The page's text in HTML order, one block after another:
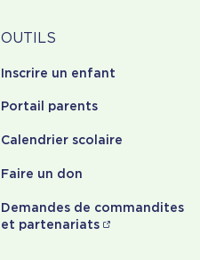
Outils
OUTILS
Inscrire un enfant
Portail parents
Calendrier scolaire
Faire un don
Demandes de commandites
et partenariats